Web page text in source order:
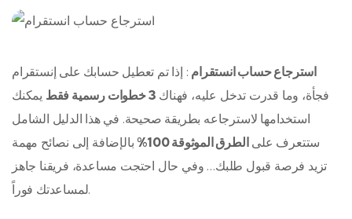
استرجاع حساب انستقرام : إذا تم تعطيل حسابك على إنستقرام
فجأة، وما قدرت تدخل عليه، فهناك 3 خطوات رسمية فقط
يمكنك
استخدامها لاسترجاعه بطريقة صحيحة. في هذا الدليل الشامل
ستتعرف علىالطرق الموثوقة 100%
بالإضافة إلى نصائح مهمة
تزيد فرصة قبول طلبك… وفي حال احتجت مساعدة، فريقنا جاهز
لمساعدتك فوراً.